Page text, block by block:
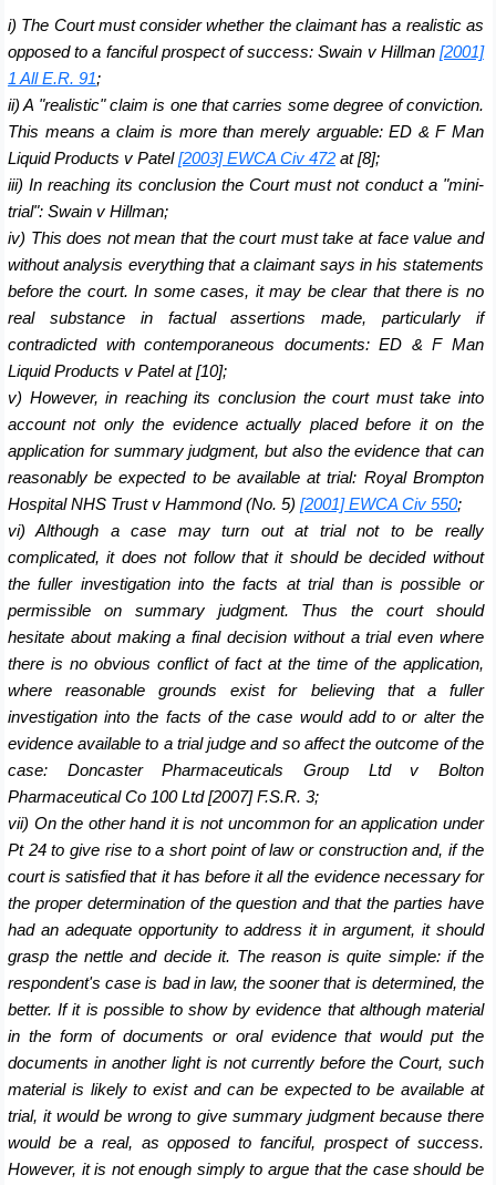
i) The Court must consider whether the claimant has a realistic as
opposed to a fanciful prospect of success: Swain v Hillman [2001]
1 All E.R. 91;
ii) A "realistic" claim is one that carries some degree of conviction.
This means a claim is more than merely arguable: ED & F Man
Liquid Products v Patel[2003] EWCA Civ 472 at [8];
iii) In reaching its conclusion the Court must not conduct a "mini-
trial": Swain v Hillman;
iv) This does not mean that the court must take at face value and
without analysis everything that a claimant says in his statements
before the court. In some cases, it may be clear that there is no
real substance in factual assertions made, particularly if
contradicted with contemporaneous documents: ED & F Man
Liquid Products v Patel at [10];
v) However, in reaching its conclusion the court must take into
account not only the evidence actually placed before it on the
application for summary judgment, but also the evidence that can
reasonably be expected to be available at trial: Royal Brompton
Hospital NHS Trust v Hammond (No. 5) [2001] EWCA Civ 550;
vi) Although a case may turn out at trial not to be really
complicated, it does not follow that it should be decided without
the fuller investigation into the facts at trial than is possible or
permissible on summary judgment. Thus the court should
hesitate about making a final decision without a trial even where
there is no obvious conflict of fact at the time of the application,
where reasonable grounds exist for believing that a fuller
investigation into the facts of the case would add to or alter the
evidence available to a trial judge and so affect the outcome of the
case: Doncaster Pharmaceuticals Group Ltd v Bolton
Pharmaceutical Co 100 Ltd [2007] F.S.R. 3;
vii) On the other hand it is not uncommon for an application under
Pt 24 to give rise to a short point of law or construction and, if the
court is satisfied that it has before it all the evidence necessary for
the proper determination of the question and that the parties have
had an adequate opportunity to address it in argument, it should
grasp the nettle and decide it. The reason is quite simple: if the
respondent's case is bad in law, the sooner that is determined, the
better. If it is possible to show by evidence that although material
in the form of documents or oral evidence that would put the
documents in another light is not currently before the Court, such
material is likely to exist and can be expected to be available at
trial, it would be wrong to give summary judgment because there
would be a real, as opposed to fanciful, prospect of success.
However, it is not enough simply to argue that the case should be